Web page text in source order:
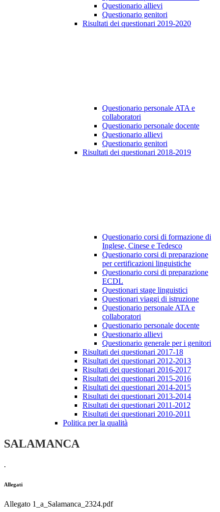
Questionario allievi
Questionario genitori
Risultati dei questionari 2019-2020
Questionario personale ATA e
collaboratori
Questionario personale docente
Questionario allievi
Questionario genitori
Risultati dei questionari 2018-2019
Questionario corsi di formazione di
Inglese, Cinese e Tedesco
Questionario corsi di preparazione
per certificazioni linguistiche
Questionario corsi di preparazione
ECDL
Questionari stage linguistici
Questionari viaggi di istruzione
Questionario personale ATA e
collaboratori
Questionario personale docente
Questionario allievi
Questionario generale per i genitori
Risultati dei questionari 2017-18
Risultati dei questionari 2012-2013
Risultati dei questionari 2016-2017
Risultati dei questionari 2015-2016
Risultati dei questionari 2014-2015
Risultati dei questionari 2013-2014
Risultati dei questionari 2011-2012
Risultati dei questionari 2010-2011
Politica per la qualità
SALAMANCA
.
Allegati
Allegato 1_a_Salamanca_2324.pdf